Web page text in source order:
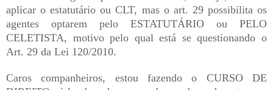
aplicar o estatutário ou CLT, mas o art. 29 possibilita os
agentes optarem pelo ESTATUTÁRIO ou PELO
CELETISTA, motivo pelo qual está se questionando o
Art. 29 da Lei 120/2010.
Caros companheiros, estou fazendo o CURSO DE